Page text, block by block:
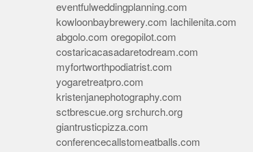
eventfulweddingplanning.com
kowloonbaybrewery.com lachilenita.com
abgolo.com oregopilot.com
costaricacasadaretodream.com
myfortworthpodiatrist.com
yogaretreatpro.com
kristenjanephotography.com
sctbrescue.org srchurch.org
giantrusticpizza.com
conferencecallstomeatballs.com